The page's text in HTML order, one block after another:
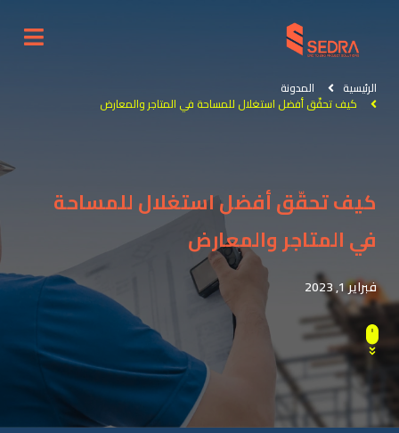
الرئيسية المدونة
كيف تحقّق أفضل استغلال للمساحة في المتاجر والمعارض
كيف تحقّق أفضل استغلال للمساحة
في المتاجر والمعارض
فبراير 1, 2023